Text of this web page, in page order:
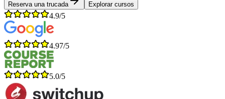
Reserva una trucada Explorar cursos
4.9/5
4.97/5
5.0/5